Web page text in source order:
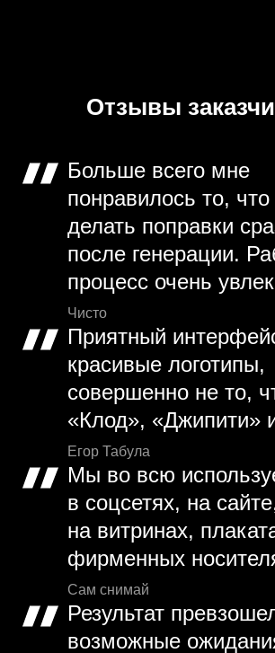
Отзывы
Больше всего мне
понравилось то,
делать поправки
после генерации.
процесс очень
Чисто
Приятный
красивые логотипы,
совершенно не то,
«Клод», «Джипити»
Егор Табула
Мы во всю
в соцсетях, на
на витринах,
фирменных
Сам снимай
Результат
возможные